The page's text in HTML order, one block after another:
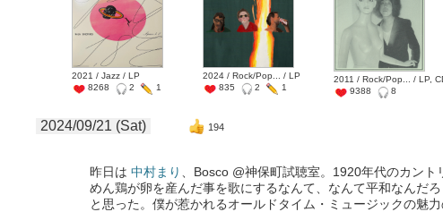
2021 / Jazz / LP
8268
2 1
2024 / Rock/Pop... / LP
835
2 1
2011 / Rock/Pop... / LP,
9388
8
2024/09/21 (Sat) 194
昨日は中村まり
、Bosco @神保町試聴室。1920年代のカント
めん鶏が卵を産んだ事を歌にするなんて、なんて平和なんだ
と思った。僕が惹かれるオールドタイム・ミュージックの魅